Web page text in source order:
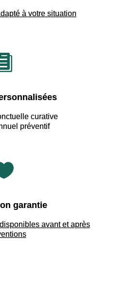
à votre situation
curative
préventif
garantie
avant et après